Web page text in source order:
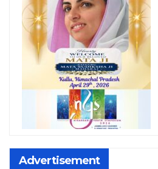
Advertisement